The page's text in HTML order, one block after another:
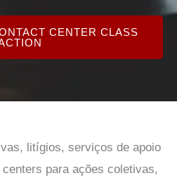
CENTER CLASS